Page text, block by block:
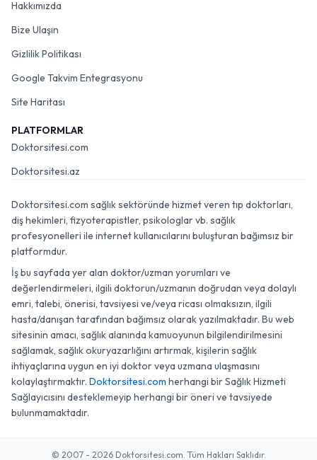
Hakkımızda
Bize Ulaşın
Gizlilik Politikası
Google Takvim Entegrasyonu
Site Haritası
PLATFORMLAR
Doktorsitesi.com
Doktorsitesi.az
Doktorsitesi.com sağlık sektöründe hizmet veren tıp doktorları,
diş hekimleri, fizyoterapistler, psikologlar vb. sağlık
profesyonelleri ile internet kullanıcılarını buluşturan bağımsız bir
platformdur.
İş bu sayfada yer alan doktor/uzman yorumları ve
değerlendirmeleri, ilgili doktorun/uzmanın doğrudan veya dolaylı
emri, talebi, önerisi, tavsiyesi ve/veya ricası olmaksızın, ilgili
hasta/danışan tarafından bağımsız olarak yazılmaktadır. Bu web
sitesinin amacı, sağlık alanında kamuoyunun bilgilendirilmesini
sağlamak, sağlık okuryazarlığını artırmak, kişilerin sağlık
ihtiyaçlarına uygun en iyi doktor veya uzmana ulaşmasını
kolaylaştırmaktır. Doktorsitesi.com herhangi bir Sağlık Hizmeti
Sağlayıcısını desteklemeyip herhangi bir öneri ve tavsiyede
bulunmamaktadır.
© 2007 - 2026 Doktorsitesi.com. Tüm Hakları Saklıdır.